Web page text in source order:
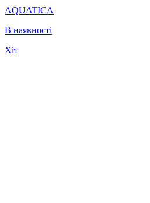
AQUATICA
В наявності
Хіт